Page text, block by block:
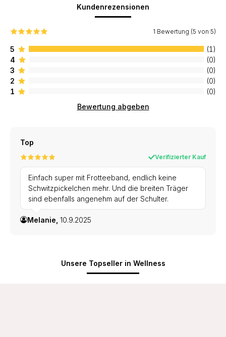
Kundenrezensionen
1 Bewertung (5 von 5)
5
(1)
4
(0)
3
(0)
2
(0)
1
(0)
Bewertung abgeben
Top
Verifizierter Kauf
Einfach super mit Frotteeband, endlich keine
Schwitzpickelchen mehr. Und die breiten Träger
sind ebenfalls angenehm auf der Schulter.
Melanie, 10.9.2025
Unsere Topseller in Wellness